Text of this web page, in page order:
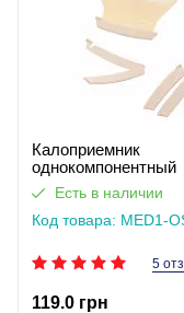
Калоприемник
однокомпонентный
открытого типа с
пластиковым
MED1-OS03
Есть в наличии
Код товара: MED1-
5
119.0 грн